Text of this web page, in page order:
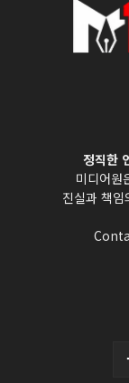
정직한
미디어원
진실과 책